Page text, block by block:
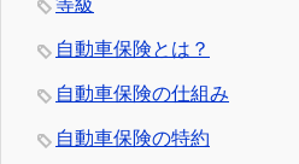
等級
自動車保険とは？
自動車保険の仕組み
自動車保険の特約